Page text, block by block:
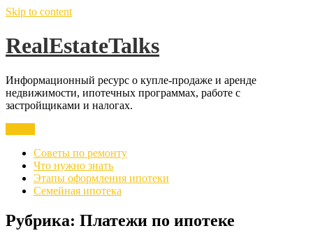
Skip to content
RealEstateTalks
Информационный ресурс о купле-продаже и аренде
недвижимости, ипотечных программах, работе с
застройщиками и налогах.
Советы по ремонту
Что нужно знать
Этапы оформления ипотеки
Семейная ипотека
Рубрика: Платежи по ипотеке